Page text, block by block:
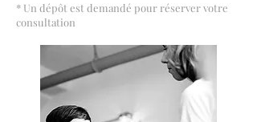
* Un dépôt est demandé pour réserver votre
consultation